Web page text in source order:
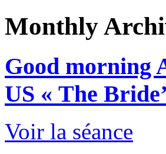
Monthly
Good morning
US « The
Voir la séance